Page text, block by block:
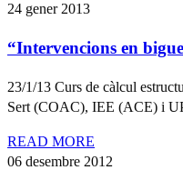
24 gener 2013
“Intervencions en
23/1/13 Curs de càlcul
Sert (COAC), IEE (ACE) i
READ MORE
06 desembre 2012